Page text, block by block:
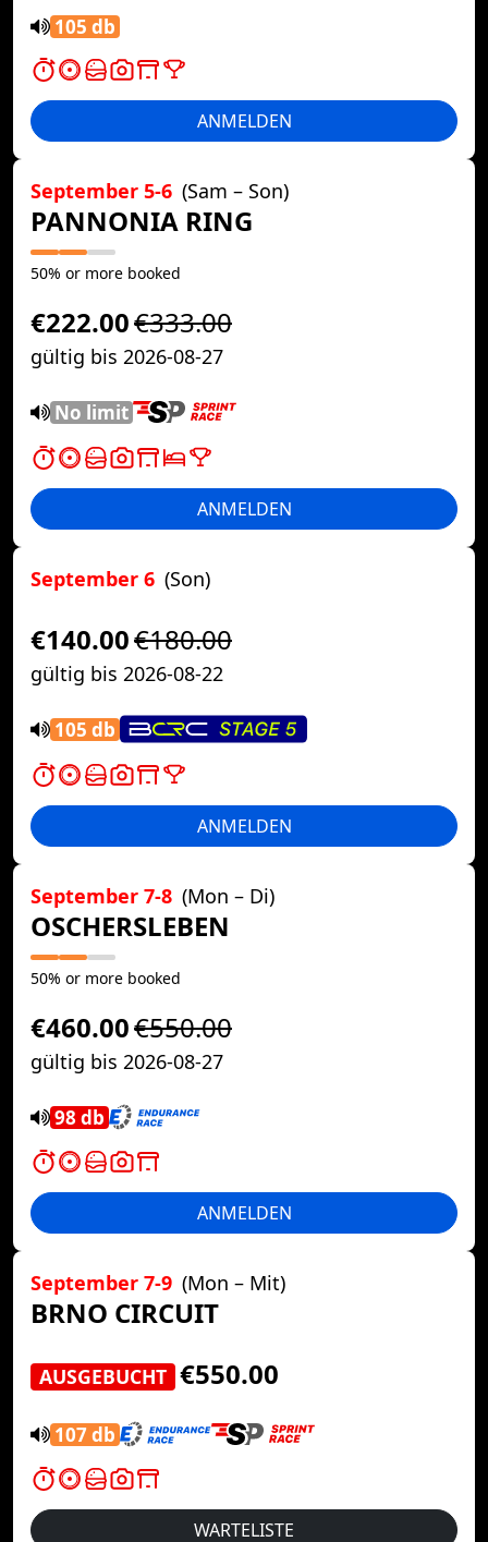
105 db
ANMELDEN
September 5-6 (Sam – Son)
PANNONIA RING
50% or more booked
€222.00€333.00
gültig bis 2026-08-27
No limit
ANMELDEN
September 6 (Son)
€140.00€180.00
gültig bis 2026-08-22
105 db
ANMELDEN
September 7-8 (Mon – Di)
OSCHERSLEBEN
50% or more booked
€460.00€550.00
gültig bis 2026-08-27
98 db
ANMELDEN
September 7-9 (Mon – Mit)
BRNO CIRCUIT
AUSGEBUCHT €550.00
107 db
WARTELISTE